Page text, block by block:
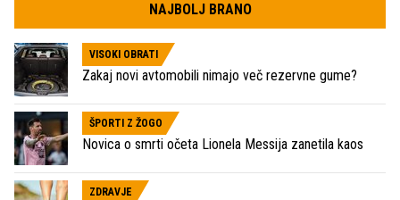
NAJBOLJ BRANO
VISOKI OBRATI
Zakaj novi avtomobili nimajo več rezervne gume?
ŠPORTI Z ŽOGO
Novica o smrti očeta Lionela Messija zanetila kaos
ZDRAVJE